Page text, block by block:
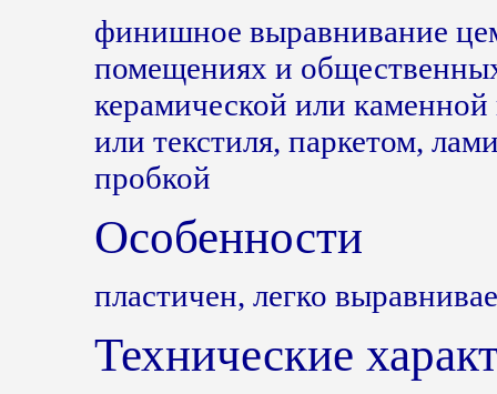
финишное выравнивание
помещениях и
керамической или
или текстиля, паркетом,
пробкой
Особенности
пластичен, легко
Технические